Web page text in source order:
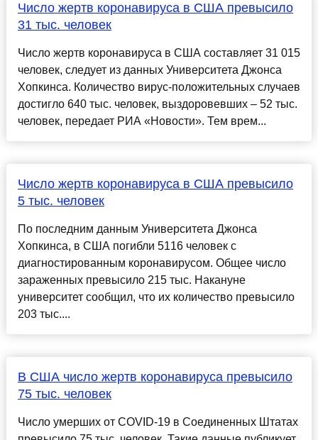
Число жертв коронавируса в США превысило
31 тыс. человек
Число жертв коронавируса в США составляет 31 015
человек, следует из данных Университета Джонса
Хопкинса. Количество вирус-положительных случаев
достигло 640 тыс. человек, выздоровевших – 52 тыс.
человек, передает РИА «Новости». Тем врем...
Число жертв коронавируса в США превысило
5 тыс. человек
По последним данным Университета Джонса
Хопкинса, в США погибли 5116 человек с
диагностированным коронавирусом. Общее число
зараженных превысило 215 тыс. Накануне
университет сообщил, что их количество превысило
203 тыс....
В США число жертв коронавируса превысило
75 тыс. человек
Число умерших от COVID-19 в Соединенных Штатах